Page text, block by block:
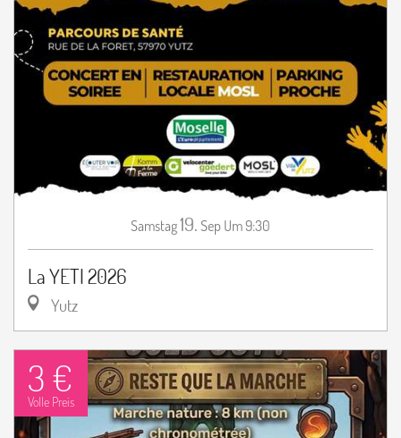
Samstag19. Sep Um 9:30
La YETI 2026
Yutz
3 €
Volle Preis